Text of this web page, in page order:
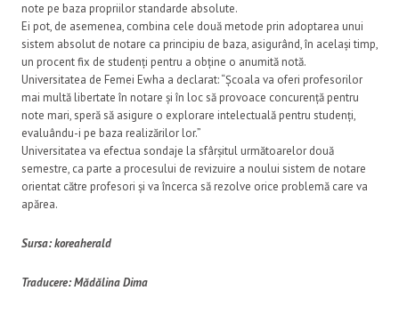
note pe baza propriilor standarde absolute.
Ei pot, de asemenea, combina cele două metode prin adoptarea unui
sistem absolut de notare ca principiu de baza, asigurând, în același timp,
un procent fix de studenți pentru a obține o anumită notă.
Universitatea de Femei Ewha a declarat: “Școala va oferi profesorilor
mai multă libertate în notare și în loc să provoace concurență pentru
note mari, speră să asigure o explorare intelectuală pentru studenți,
evaluându-i pe baza realizărilor lor.”
Universitatea va efectua sondaje la sfârșitul următoarelor două
semestre, ca parte a procesului de revizuire a noului sistem de notare
orientat către profesori și va încerca să rezolve orice problemă care va
apărea.
Sursa: koreaherald
Traducere: Mădălina Dima